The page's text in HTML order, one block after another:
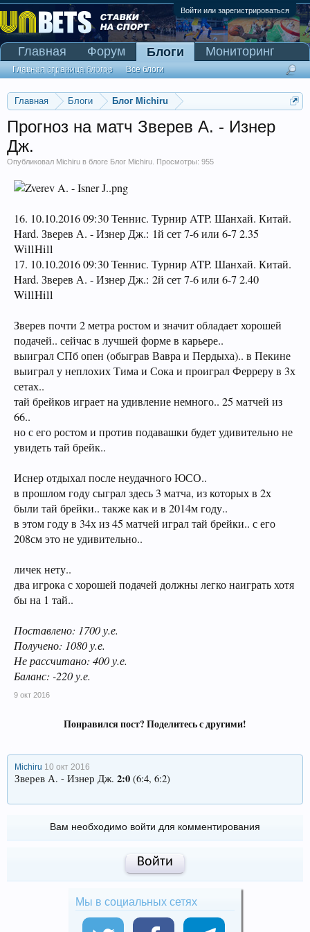
Войти или зарегистрироваться
Главная Блоги Блог Michiru
Прогноз на матч Зверев А. - Изнер
Дж.
Опубликовал Michiru в блоге Блог Michiru . Просмотры: 955
16. 10.10.2016 09:30 Теннис. Турнир ATP. Шанхай. Китай.
Hard. Зверев А. - Изнер Дж.: 1й сет 7-6 или 6-7 2.35
WillHill
17. 10.10.2016 09:30 Теннис. Турнир ATP. Шанхай. Китай.
Hard. Зверев А. - Изнер Дж.: 2й сет 7-6 или 6-7 2.40
WillHill
Зверев почти 2 метра ростом и значит обладает хорошей
подачей.. сейчас в лучшей форме в карьере..
выиграл СПб опен (обыграв Вавра и Пердыха).. в Пекине
выиграл у неплохих Тима и Сока и проиграл Ферреру в 3х
сетах..
тай брейков играет на удивление немного.. 25 матчей из
66..
но с его ростом и против подавашки будет удивительно не
увидеть тай брейк..
Иснер отдыхал после неудачного ЮСО..
в прошлом году сыграл здесь 3 матча, из которых в 2х
были тай брейки.. также как и в 2014м году..
в этом году в 34х из 45 матчей играл тай брейки.. с его
208см это не удивительно..
личек нету..
два игрока с хорошей подачей должны легко наиграть хотя
бы на 1 тай..
Поставлено: 1700 у.е.
Получено: 1080 у.е.
Не рассчитано: 400 у.е.
Баланс: -220 у.е.
9 окт 2016
Понравился пост? Поделитесь с другими!
Michiru 10 окт 2016
Зверев А. - Изнер Дж. 2:0 (6:4, 6:2)
Вам необходимо войти для комментирования
Войти
Мы в социальных сетях
Главная Форум Блоги
Главная страница блогов Все блоги
Мониторинг
Сканер Pinnacle